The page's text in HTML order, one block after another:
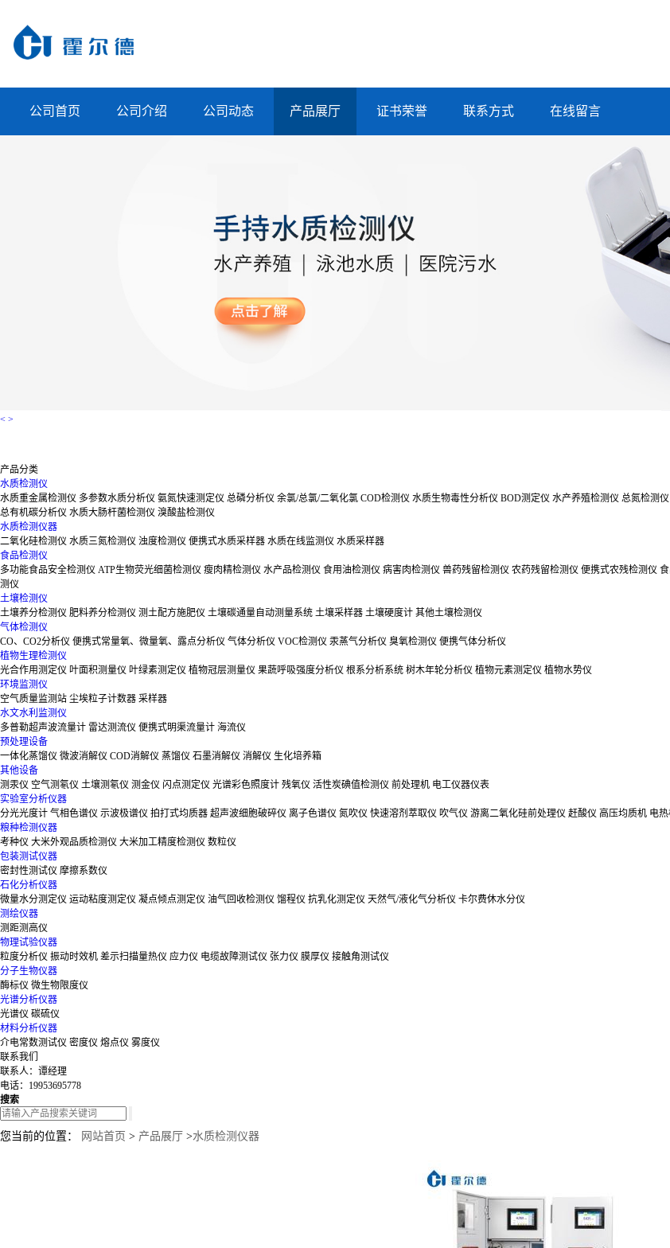
公司首页 公司介绍 公司动态 产品展厅 证书荣誉 联系方式 在线留言
< >
产品分类
水质检测仪
水质重金属检测仪 多参数水质分析仪 氨氮快速测定仪 总磷分析仪 余氯/总氯/二氧化氯 COD检测仪 水质生物毒性分析仪 BOD测定仪 水产养殖检测仪 总氮检测仪
总有机碳分析仪 水质大肠杆菌检测仪 溴酸盐检测仪
水质检测仪器
二氧化硅检测仪 水质三氮检测仪 浊度检测仪 便携式水质采样器 水质在线监测仪 水质采样器
食品检测仪
多功能食品安全检测仪 ATP生物荧光细菌检测仪 瘦肉精检测仪 水产品检测仪 食用油检测仪 病害肉检测仪 兽药残留检测仪 农药残留检测仪 便携式农残检测仪
测仪
土壤检测仪
土壤养分检测仪 肥料养分检测仪 测土配方施肥仪 土壤碳通量自动测量系统 土壤采样器 土壤硬度计 其他土壤检测仪
气体检测仪
CO、CO2分析仪 便携式常量氧、微量氧、露点分析仪 气体分析仪 VOC检测仪 汞蒸气分析仪 臭氧检测仪 便携气体分析仪
植物生理检测仪
光合作用测定仪 叶面积测量仪 叶绿素测定仪 植物冠层测量仪 果蔬呼吸强度分析仪 根系分析系统 树木年轮分析仪 植物元素测定仪 植物水势仪
环境监测仪
空气质量监测站 尘埃粒子计数器 采样器
水文水利监测仪
多普勒超声波流量计 雷达测流仪 便携式明渠流量计 海流仪
预处理设备
一体化蒸馏仪 微波消解仪 COD消解仪 蒸馏仪 石墨消解仪 消解仪 生化培养箱
其他设备
测汞仪 空气测氡仪 土壤测氡仪 测金仪 闪点测定仪 光谱彩色照度计 残氧仪 活性炭碘值检测仪 前处理机 电工仪器仪表
实验室分析仪器
分光光度计 气相色谱仪 示波极谱仪 拍打式均质器 超声波细胞破碎仪 离子色谱仪 氮吹仪 快速溶剂萃取仪 吹气仪 游离二氧化硅前处理仪 赶酸仪 高压均质机 电热
粮种检测仪器
考种仪 大米外观品质检测仪 大米加工精度检测仪 数粒仪
包装测试仪器
密封性测试仪 摩擦系数仪
石化分析仪器
微量水分测定仪 运动粘度测定仪 凝点倾点测定仪 油气回收检测仪 馏程仪 抗乳化测定仪 天然气/液化气分析仪 卡尔费休水分仪
测绘仪器
测距测高仪
物理试验仪器
粒度分析仪 振动时效机 差示扫描量热仪 应力仪 电缆故障测试仪 张力仪 膜厚仪 接触角测试仪
分子生物仪器
酶标仪 微生物限度仪
光谱分析仪器
光谱仪 碳硫仪
材料分析仪器
介电常数测试仪 密度仪 熔点仪 雾度仪
联系我们
联系人：谭经理
电话：19953695778
搜索
您当前的位置： 网站首页 > 产品展厅 >水质检测仪器